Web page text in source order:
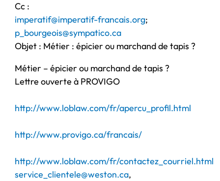
Cc :
imperatif@imperatif-francais.org;
p_bourgeois@sympatico.ca
Objet : Métier : épicier ou marchand de tapis ?
Métier – épicier ou marchand de tapis ?
Lettre ouverte à PROVIGO
http://www.loblaw.com/fr/apercu_profil.html
http://www.provigo.ca/francais/
http://www.loblaw.com/fr/contactez_courriel.html
service_clientele@weston.ca,